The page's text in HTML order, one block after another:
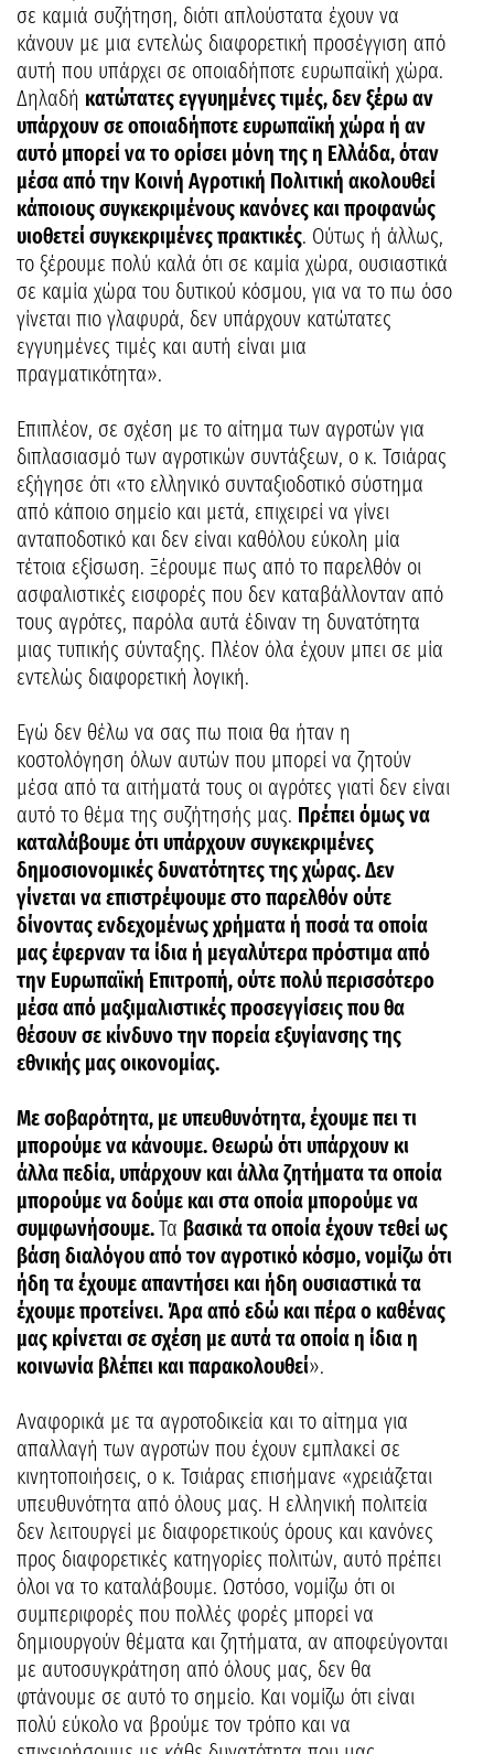
σε καμιά συζήτηση, διότι απλούστατα έχουν να
κάνουν με μια εντελώς διαφορετική προσέγγιση από
αυτή που υπάρχει σε οποιαδήποτε ευρωπαϊκή χώρα.
Δηλαδή κατώτατες εγγυημένες τιμές, δεν ξέρω αν
υπάρχουν σε οποιαδήποτε ευρωπαϊκή χώρα ή αν
αυτό μπορεί να το ορίσει μόνη της η Ελλάδα, όταν
μέσα από την Κοινή Αγροτική Πολιτική ακολουθεί
κάποιους συγκεκριμένους κανόνες και προφανώς
υιοθετεί συγκεκριμένες πρακτικές. Ούτως ή άλλως,
το ξέρουμε πολύ καλά ότι σε καμία χώρα, ουσιαστικά
σε καμία χώρα του δυτικού κόσμου, για να το πω όσο
γίνεται πιο γλαφυρά, δεν υπάρχουν κατώτατες
εγγυημένες τιμές και αυτή είναι μια
πραγματικότητα».
Επιπλέον, σε σχέση με το αίτημα των αγροτών για
διπλασιασμό των αγροτικών συντάξεων, ο κ. Τσιάρας
εξήγησε ότι «το ελληνικό συνταξιοδοτικό σύστημα
από κάποιο σημείο και μετά, επιχειρεί να γίνει
ανταποδοτικό και δεν είναι καθόλου εύκολη μία
τέτοια εξίσωση. Ξέρουμε πως από το παρελθόν οι
ασφαλιστικές εισφορές που δεν καταβάλλονταν από
τους αγρότες, παρόλα αυτά έδιναν τη δυνατότητα
μιας τυπικής σύνταξης. Πλέον όλα έχουν μπει σε μία
εντελώς διαφορετική λογική.
Εγώ δεν θέλω να σας πω ποια θα ήταν η
κοστολόγηση όλων αυτών που μπορεί να ζητούν
μέσα από τα αιτήματά τους οι αγρότες γιατί δεν είναι
αυτό το θέμα της συζήτησής μας. Πρέπει όμως να
καταλάβουμε ότι υπάρχουν συγκεκριμένες
δημοσιονομικές δυνατότητες της χώρας. Δεν
γίνεται να επιστρέψουμε στο παρελθόν ούτε
δίνοντας ενδεχομένως χρήματα ή ποσά τα οποία
μας έφερναν τα ίδια ή μεγαλύτερα πρόστιμα από
την Ευρωπαϊκή Επιτροπή, ούτε πολύ περισσότερο
μέσα από μαξιμαλιστικές προσεγγίσεις που θα
θέσουν σε κίνδυνο την πορεία εξυγίανσης της
εθνικής μας οικονομίας.
Με σοβαρότητα, με υπευθυνότητα, έχουμε πει τι
μπορούμε να κάνουμε. Θεωρώ ότι υπάρχουν κι
άλλα πεδία, υπάρχουν και άλλα ζητήματα τα οποία
μπορούμε να δούμε και στα οποία μπορούμε να
συμφωνήσουμε.Τα βασικά τα οποία έχουν τεθεί ως
βάση διαλόγου από τον αγροτικό κόσμο, νομίζω ότι
ήδη τα έχουμε απαντήσει και ήδη ουσιαστικά τα
έχουμε προτείνει. Άρα από εδώ και πέρα ο καθένας
μας κρίνεται σε σχέση με αυτά τα οποία η ίδια η
κοινωνία βλέπει και παρακολουθεί».
Αναφορικά με τα αγροτοδικεία και το αίτημα για
απαλλαγή των αγροτών που έχουν εμπλακεί σε
κινητοποιήσεις, ο κ. Τσιάρας επισήμανε «χρειάζεται
υπευθυνότητα από όλους μας. Η ελληνική πολιτεία
δεν λειτουργεί με διαφορετικούς όρους και κανόνες
προς διαφορετικές κατηγορίες πολιτών, αυτό πρέπει
όλοι να το καταλάβουμε. Ωστόσο, νομίζω ότι οι
συμπεριφορές που πολλές φορές μπορεί να
δημιουργούν θέματα και ζητήματα, αν αποφεύγονται
με αυτοσυγκράτηση από όλους μας, δεν θα
φτάνουμε σε αυτό το σημείο. Και νομίζω ότι είναι
πολύ εύκολο να βρούμε τον τρόπο και να